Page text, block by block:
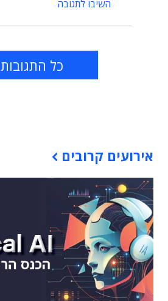
השיבו לתגובה
כל התגובות
אירועים קרובים